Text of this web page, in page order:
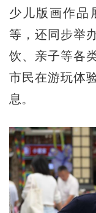
少儿版画作品
等，还同步举
饮、亲子等各
市民在游玩体
息。